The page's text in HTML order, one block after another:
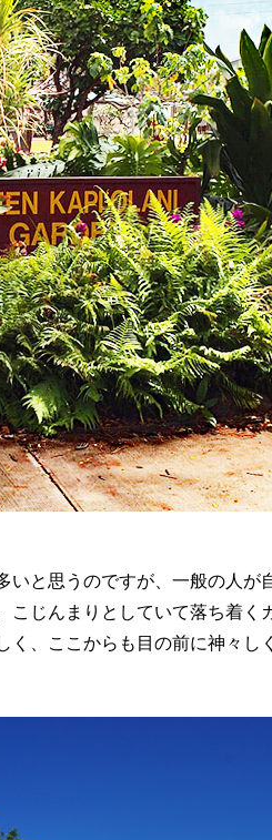
いと思うのですが、一般の人が
こじんまりとしていて落ち着く
く、ここからも目の前に神々し